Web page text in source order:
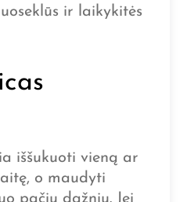
ir laikykitės
iššukuoti vieną ar
o maudyti
pačiu dažniu. Jei